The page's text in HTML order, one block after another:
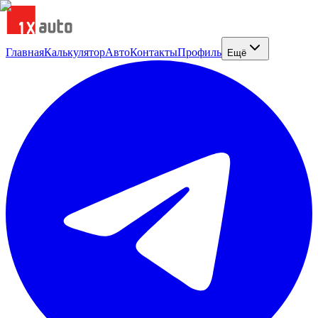
ГлавнаяКалькуляторАвтоКонтактыПрофиль Ещё